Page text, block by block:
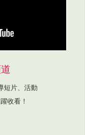
短片、活動
收看！